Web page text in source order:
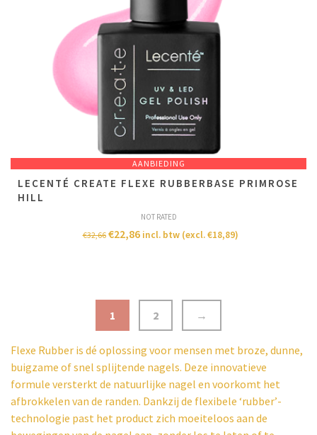
AANBIEDING
LECENTÉ CREATE FLEXE RUBBERBASE PRIMROSE
HILL
NOT RATED
€32,66 €22,86 incl. btw (excl.€18,89)
1 2 →
Flexe Rubber is dé oplossing voor mensen met broze, dunne,
buigzame of snel splijtende nagels. Deze innovatieve
formule versterkt de natuurlijke nagel en voorkomt het
afbrokkelen van de randen. Dankzij de flexibele ‘rubber’-
technologie past het product zich moeiteloos aan de